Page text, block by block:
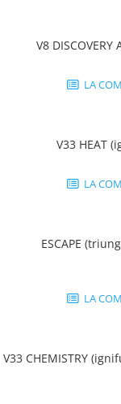
V8 DISCOVERY
LA
V33 HEAT
LA
ESCAPE
LA
V33 CHEMISTRY